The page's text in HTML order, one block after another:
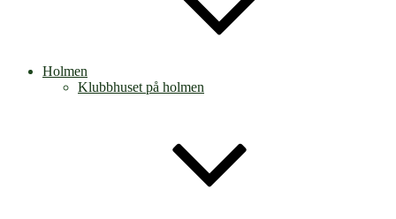
Holmen
Klubbhuset på holmen